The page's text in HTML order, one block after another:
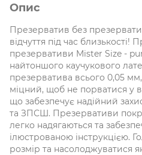
Опис
Презерватив без
відчуття під час близькості!
презервативи Mister Size -
найтоншого каучукового
презерватива всього 0,05
міцний, щоб не порватися у
що забезпечує надійний
та ЗПСШ. Презервативи
легко надягаються та
ілюстрованою інструкцією.
розмір та насолоджуватися